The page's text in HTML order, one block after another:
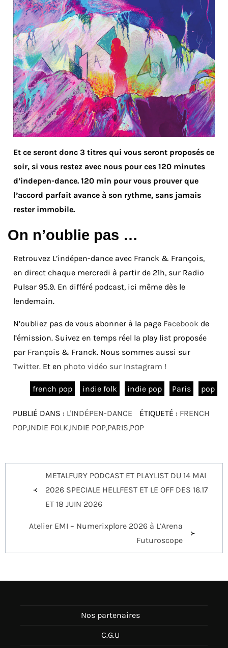
Et ce seront donc 3 titres qui vous seront proposés ce
soir, si vous restez avec nous pour ces 120 minutes
d’indepen-dance. 120 min pour vous prouver que
l’accord parfait avance à son rythme, sans jamais
rester immobile.
On n’oublie pas …
Retrouvez L’indépen-dance avec Franck & François,
en direct chaque mercredi à partir de 21h, sur Radio
Pulsar 95.9. En différé podcast, ici même dès le
lendemain.
N’oubliez pas de vous abonner à la page Facebook de
l’émission. Suivez en temps réel la play list proposée
par François & Franck. Nous sommes aussi sur
Twitter. Et en photo vidéo sur Instagram !
french pop indie folk indie pop Paris pop
PUBLIÉ DANS : L'INDÉPEN-DANCE ÉTIQUETÉ : FRENCH
POP,INDIE FOLK,INDIE POP,PARIS,POP
Navigation
l’article
METALFURY PODCAST ET PLAYLIST DU 14 MAI
2026 SPECIALE HELLFEST ET LE OFF DES 16.17
ET 18 JUIN 2026
Atelier EMI – Numerixplore 2026 à L’Arena
Futuroscope
Nos partenaires
C.G.U